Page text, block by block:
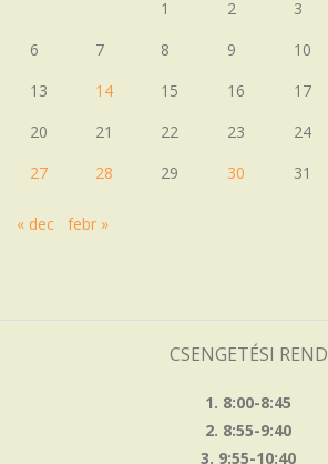
1
2 3
6
7 8 9 10
13
14 15 16 17
20
21 22 23 24
27
28 29 30 31
« dec febr »
CSENGETÉSI REND
1. 8:00-8:45
2. 8:55-9:40
3. 9:55-10:40